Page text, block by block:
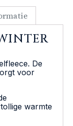
De
voor
warmte